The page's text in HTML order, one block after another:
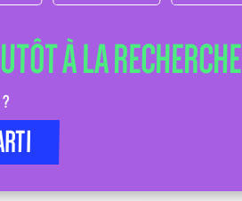
À LA RECHERCHE
?